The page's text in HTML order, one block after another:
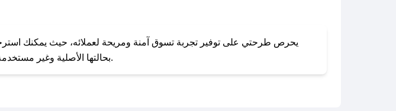
بحالتها الأصلية وغير مستخدمة. يمكنك تقديم طلب الإرجاع بسهولة عبر موقعنا الإلكتروني أو من خلال خدمة العملاء.